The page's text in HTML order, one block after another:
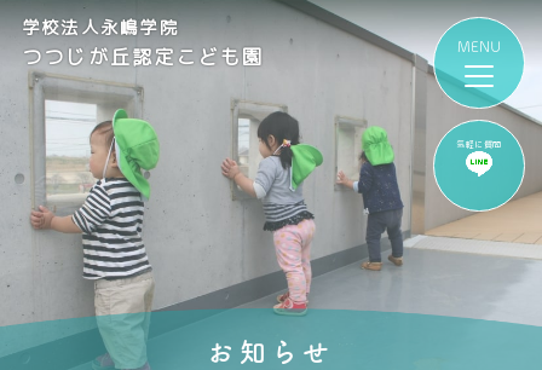
気軽に質問
学校法人永嶋学院
つつじが丘認定こども園
お知らせ